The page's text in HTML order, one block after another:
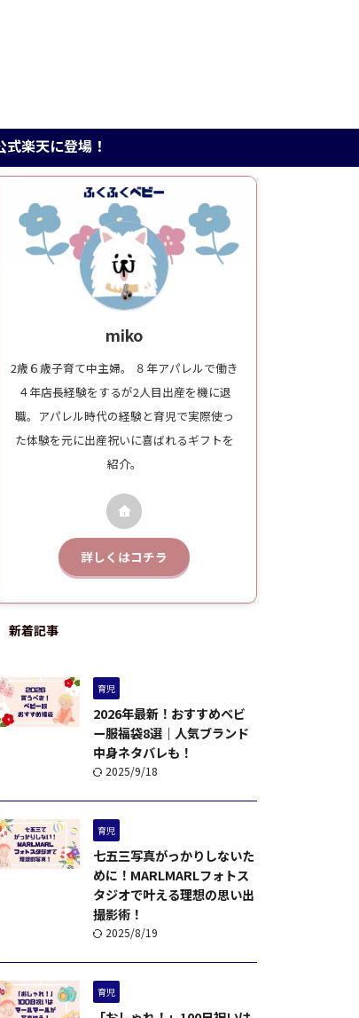
に登場！
miko
2歳６歳子育て中主婦。 ８年アパレルで働き
４年店長経験をするが2人目出産を機に退
職。アパレル時代の経験と育児で実際使っ
た体験を元に出産祝いに喜ばれるギフトを
紹介。
詳しくはコチラ
新着記事
育児
2026年最新！おすすめベビ
ー服福袋8選｜人気ブランド
中身ネタバレも！
2025/9/18
育児
七五三写真がっかりしないた
めに！MARLMARLフォトス
タジオで叶える理想の思い出
撮影術！
2025/8/19
育児